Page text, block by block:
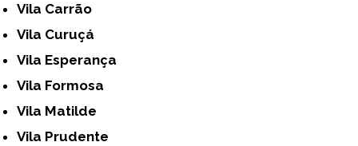
Vila Carrão
Vila Curuçá
Vila Esperança
Vila Formosa
Vila Matilde
Vila Prudente